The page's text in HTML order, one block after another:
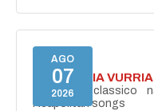
AGO
07
2026
I'TE VURRIA
Concerto classico
Neapolitan songs